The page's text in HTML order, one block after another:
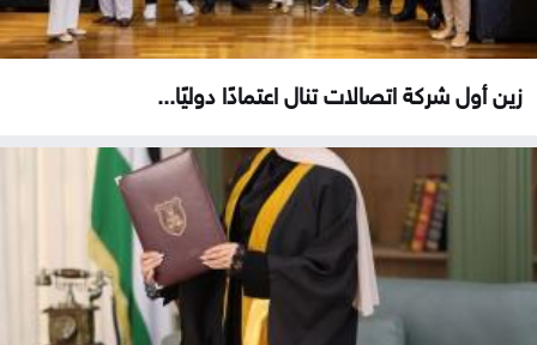
زين أول شركة اتصالات تنال اعتمادًا دوليًا...